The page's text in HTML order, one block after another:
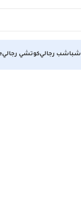
شباشب رجاليكوتشي رجالي